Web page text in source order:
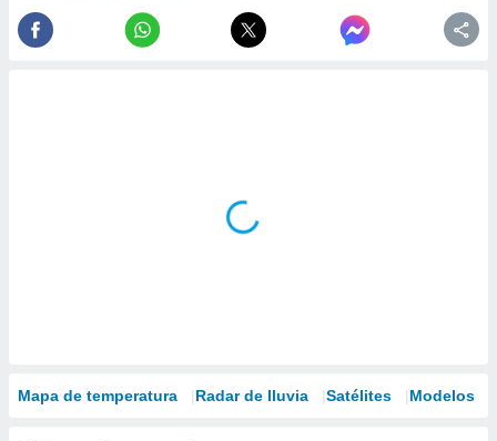
Mapa de temperatura Radar de lluvia Satélites Modelos